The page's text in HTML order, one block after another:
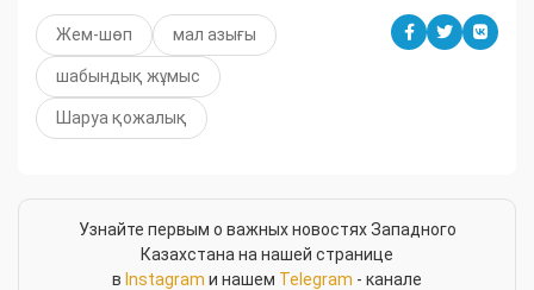
Жем-шөп мал азығы
шабындық жұмыс
Шаруа қожалық
Узнайте первым о важных новостях Западного
Казахстана на нашей странице
в Instagram и нашем Telegram - канале